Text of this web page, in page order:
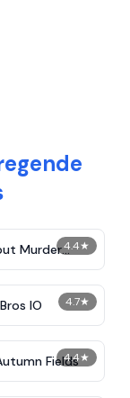
4.4★
Murder
4.7★
IO
4.4★
Fields